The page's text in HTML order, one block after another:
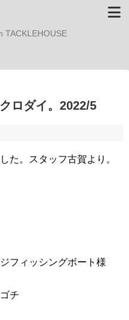
TACKLEHOUSE
ロダイ。2022/5
た。スタッフ古賀より。
フィッシングボート様
チ